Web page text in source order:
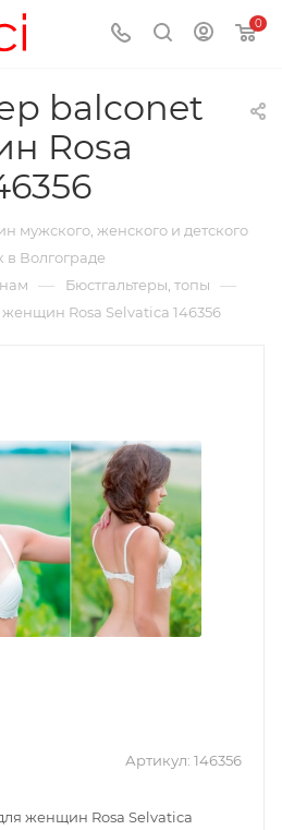
0
balconet
Rosa
мужского, женского и детского
в Волгограде
— Бюстгальтеры, топы —
Rosa Selvatica 146356
Артикул: 146356
женщин Rosa Selvatica